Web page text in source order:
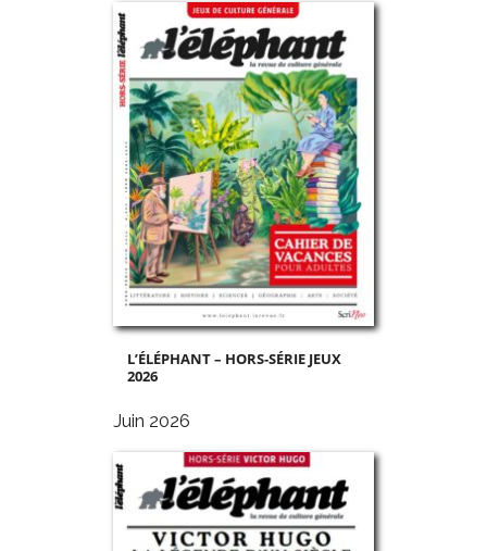
L’ÉLÉPHANT – HORS-SÉRIE JEUX
2026
Juin 2026